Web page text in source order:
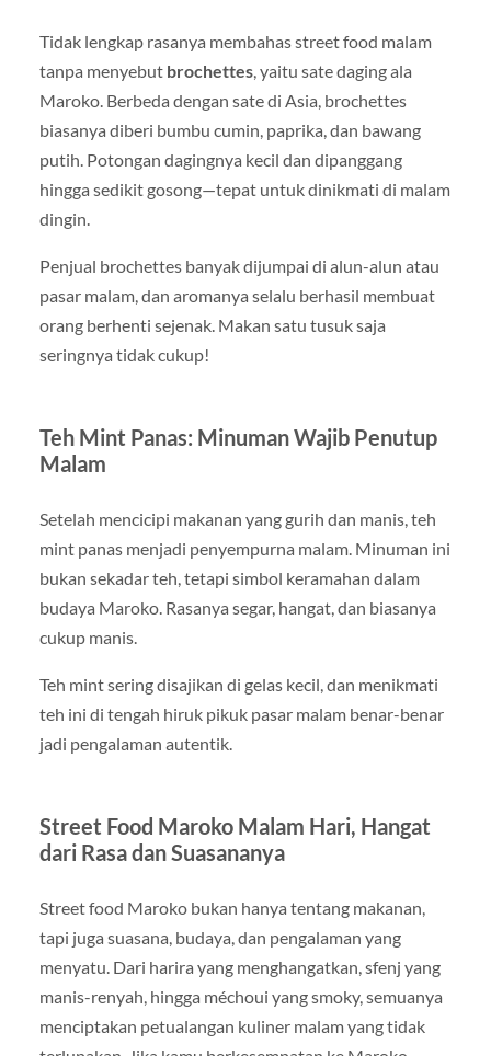
Tidak lengkap rasanya membahas street food malam
tanpa menyebut brochettes, yaitu sate daging ala
Maroko. Berbeda dengan sate di Asia, brochettes
biasanya diberi bumbu cumin, paprika, dan bawang
putih. Potongan dagingnya kecil dan dipanggang
hingga sedikit gosong—tepat untuk dinikmati di malam
dingin.
Penjual brochettes banyak dijumpai di alun-alun atau
pasar malam, dan aromanya selalu berhasil membuat
orang berhenti sejenak. Makan satu tusuk saja
seringnya tidak cukup!
Teh Mint Panas: Minuman Wajib Penutup
Malam
Setelah mencicipi makanan yang gurih dan manis, teh
mint panas menjadi penyempurna malam. Minuman ini
bukan sekadar teh, tetapi simbol keramahan dalam
budaya Maroko. Rasanya segar, hangat, dan biasanya
cukup manis.
Teh mint sering disajikan di gelas kecil, dan menikmati
teh ini di tengah hiruk pikuk pasar malam benar-benar
jadi pengalaman autentik.
Street Food Maroko Malam Hari, Hangat
dari Rasa dan Suasananya
Street food Maroko bukan hanya tentang makanan,
tapi juga suasana, budaya, dan pengalaman yang
menyatu. Dari harira yang menghangatkan, sfenj yang
manis-renyah, hingga méchoui yang smoky, semuanya
menciptakan petualangan kuliner malam yang tidak